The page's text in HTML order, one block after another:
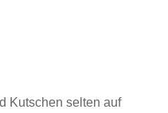
Kutschen selten auf